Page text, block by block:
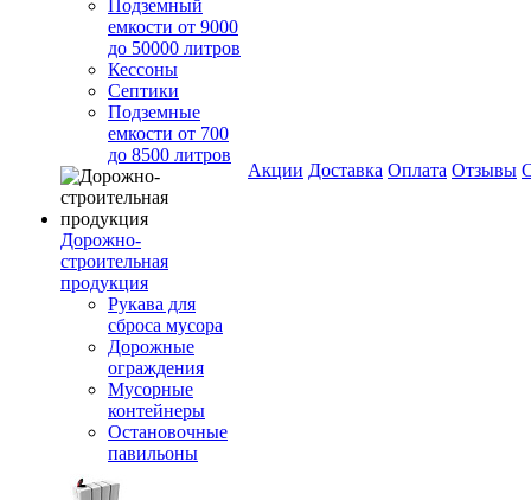
Подземный
емкости от 9000
до 50000 литров
Кессоны
Септики
Подземные
емкости от 700
до 8500 литров
Дорожно-
строительная
продукция
Рукава для
сброса мусора
Дорожные
ограждения
Мусорные
контейнеры
Остановочные
павильоны
Акции Доставка Оплата Отзывы